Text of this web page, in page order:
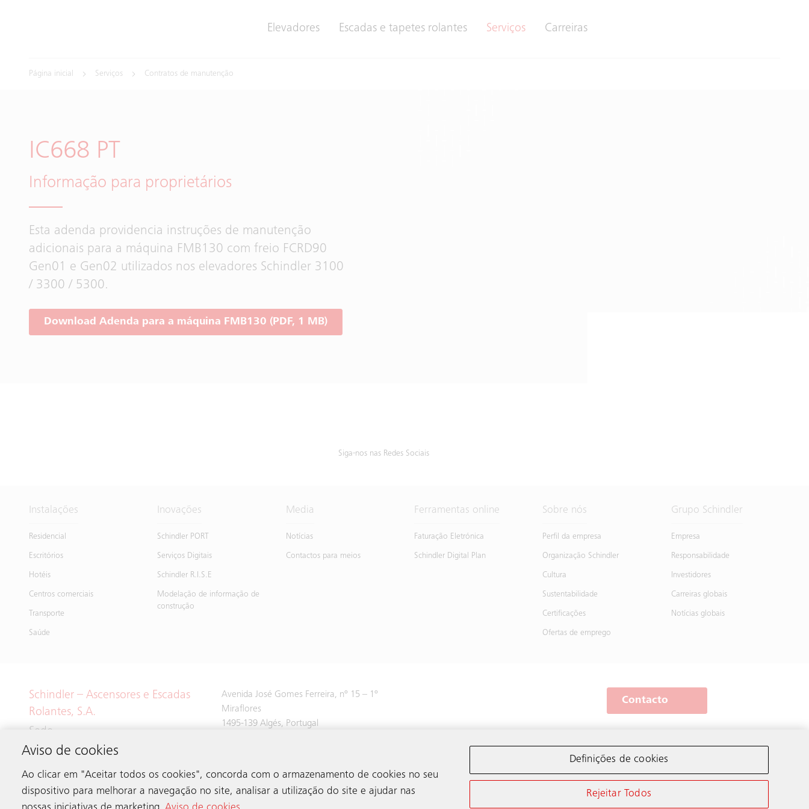
Elevadores Escadas e tapetes rolantes Serviços Carreiras
Página inicial Serviços Contratos de manutenção
IC668 PT
Informação para proprietários
Esta adenda providencia instruções de manutenção
adicionais para a máquina FMB130 com freio FCRD90
Gen01 e Gen02 utilizados nos elevadores Schindler 3100
/ 3300 / 5300.
Download Adenda para a máquina FMB130 (PDF, 1 MB)
Siga-nos nas Redes Sociais
Instalações
Residencial
Escritórios
Hotéis
Centros comerciais
Transporte
Saúde
Inovações
Schindler PORT
Serviços Digitais
Schindler R.I.S.E
Modelação de informação de
construção
Media
Notícias
Contactos para meios
Ferramentas online
Faturação Eletrónica
Schindler Digital Plan
Sobre nós
Perfil da empresa
Organização Schindler
Cultura
Sustentabilidade
Certificações
Ofertas de emprego
Grupo Schindler
Empresa
Responsabilidade
Investidores
Carreiras globais
Notícias globais
Schindler – Ascensores e Escadas
Rolantes, S.A.
Sede
Avenida José Gomes Ferreira, nº 15 – 1º
Miraflores
1495-139 Algés, Portugal
Contacto
Aviso de cookies
Ao clicar em "Aceitar todos os cookies", concorda com o armazenamento de cookies no seu
dispositivo para melhorar a navegação no site, analisar a utilização do site e ajudar nas
Definições de cookies
Rejeitar Todos